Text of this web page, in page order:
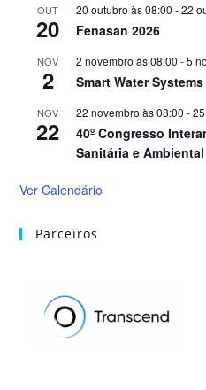
OUT
20
20 outubro às 08:00 -22
Fenasan 2026
NOV
2
2 novembro às 08:00 -5
Smart Water Systems
NOV
22
22 novembro às 08:00 -
40º Congresso
Sanitária e Ambiental
Ver Calendário
Parceiros